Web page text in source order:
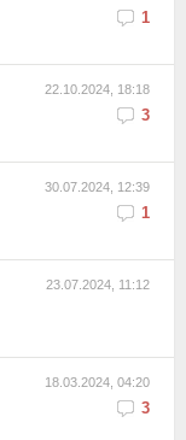
1
22.10.2024, 18:18
3
30.07.2024, 12:39
1
23.07.2024, 11:12
18.03.2024, 04:20
3